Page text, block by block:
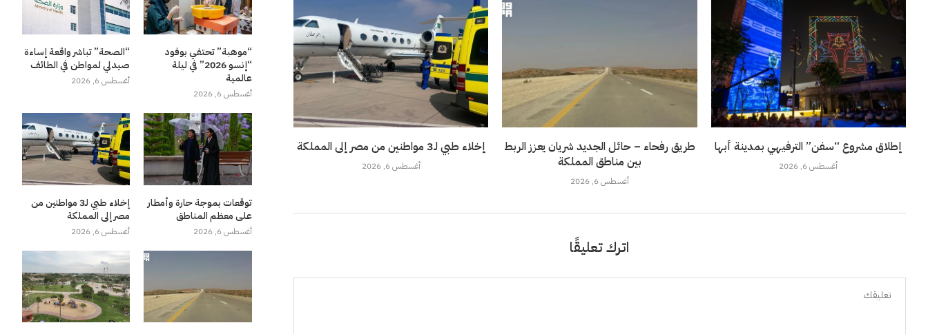
إخلاء طبي لـ3 مواطنين من مصر إلى المملكة
أغسطس 6, 2026
طريق رفحاء – حائل الجديد شريان يعزز الربط
بين مناطق المملكة
أغسطس 6, 2026
إطلاق مشروع “سفن” الترفيهي بمدينة أبها
أغسطس 6, 2026
اترك تعليقًا
“موهبة” تحتفي بوفود
“إنسو 2026” في ليلة
عالمية
أغسطس 6, 2026
“الصحة” تباشر واقعة إساءة
صيدلي لمواطن في الطائف
أغسطس 6, 2026
توقعات بموجة حارة وأمطار
على معظم المناطق
أغسطس 6, 2026
إخلاء طبي لـ3 مواطنين من
مصر إلى المملكة
أغسطس 6, 2026